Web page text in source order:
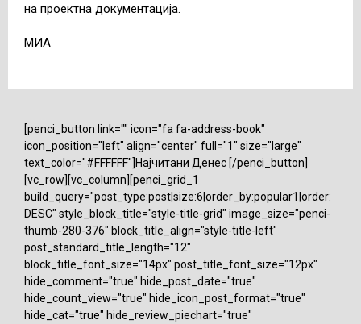
на проектна документација.
МИА
[penci_button link="" icon="fa fa-address-book"
icon_position="left" align="center" full="1" size="large"
text_color="#FFFFFF"]Најчитани Денес [/penci_button]
[vc_row][vc_column][penci_grid_1
build_query="post_type:post|size:6|order_by:popular1|order:
DESC" style_block_title="style-title-grid" image_size="penci-
thumb-280-376" block_title_align="style-title-left"
post_standard_title_length="12"
block_title_font_size="14px" post_title_font_size="12px"
hide_comment="true" hide_post_date="true"
hide_count_view="true" hide_icon_post_format="true"
hide_cat="true" hide_review_piechart="true"